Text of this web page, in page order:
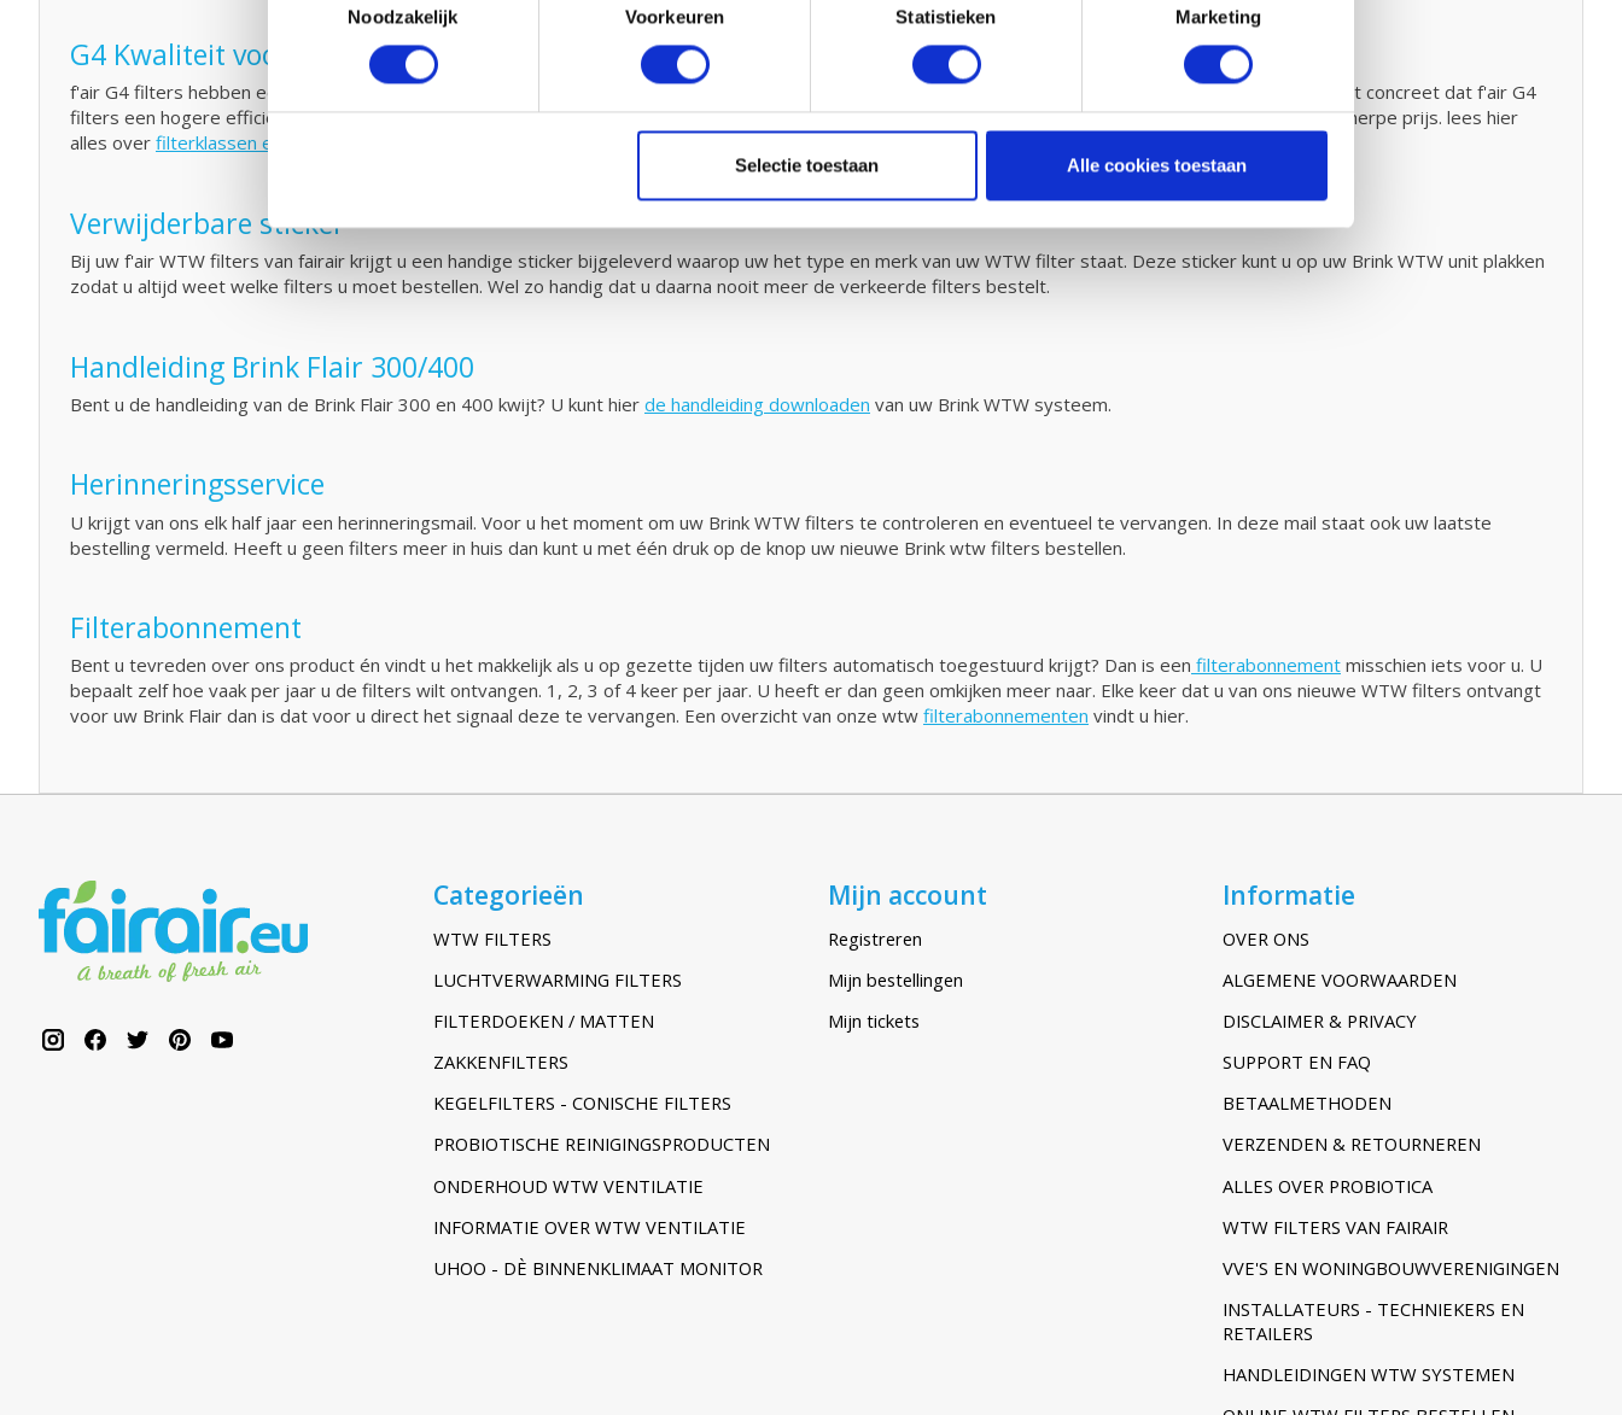
Noodzakelijk
Voorkeuren Statistieken Marketing
Selectie toestaan Alle cookies toestaan
G4 Kwaliteit voor een G4 prijs
f'air G4 filters hebben een afvang van 92%. De afvang van G4 filters moet volgens de gestelde EN779 normering tussen de 80% en 90% zijn. Dat betekent concreet dat f'air G4
filters een hogere efficiency hebben en dus meer vuil afvangen dan de normering voorschrijft. U bent dus verzekerd van hoge kwaliteit filters voor een scherpe prijs. lees hier
alles over filterklassen en normeringen.
Verwijderbare sticker
Bij uw f'air WTW filters van fairair krijgt u een handige sticker bijgeleverd waarop uw het type en merk van uw WTW filter staat. Deze sticker kunt u op uw Brink WTW unit plakken
zodat u altijd weet welke filters u moet bestellen. Wel zo handig dat u daarna nooit meer de verkeerde filters bestelt.
Handleiding Brink Flair 300/400
Bent u de handleiding van de Brink Flair 300 en 400 kwijt? U kunt hier de handleiding downloaden van uw Brink WTW systeem.
Herinneringsservice
U krijgt van ons elk half jaar een herinneringsmail. Voor u het moment om uw Brink WTW filters te controleren en eventueel te vervangen. In deze mail staat ook uw laatste
bestelling vermeld. Heeft u geen filters meer in huis dan kunt u met één druk op de knop uw nieuwe Brink wtw filters bestellen.
Filterabonnement
Bent u tevreden over ons product én vindt u het makkelijk als u op gezette tijden uw filters automatisch toegestuurd krijgt? Dan is een filterabonnement misschien iets voor u. U
bepaalt zelf hoe vaak per jaar u de filters wilt ontvangen. 1, 2, 3 of 4 keer per jaar. U heeft er dan geen omkijken meer naar. Elke keer dat u van ons nieuwe WTW filters ontvangt
voor uw Brink Flair dan is dat voor u direct het signaal deze te vervangen. Een overzicht van onze wtw filterabonnementen vindt u hier.
Categorieën
WTW FILTERS
LUCHTVERWARMING FILTERS
FILTERDOEKEN / MATTEN
ZAKKENFILTERS
KEGELFILTERS - CONISCHE FILTERS
PROBIOTISCHE REINIGINGSPRODUCTEN
ONDERHOUD WTW VENTILATIE
INFORMATIE OVER WTW VENTILATIE
UHOO - DÈ BINNENKLIMAAT MONITOR
Mijn account
Registreren
Mijn bestellingen
Mijn tickets
Informatie
OVER ONS
ALGEMENE VOORWAARDEN
DISCLAIMER & PRIVACY
SUPPORT EN FAQ
BETAALMETHODEN
VERZENDEN & RETOURNEREN
ALLES OVER PROBIOTICA
WTW FILTERS VAN FAIRAIR
VVE'S EN WONINGBOUWVERENIGINGEN
INSTALLATEURS - TECHNIEKERS EN
RETAILERS
HANDLEIDINGEN WTW SYSTEMEN